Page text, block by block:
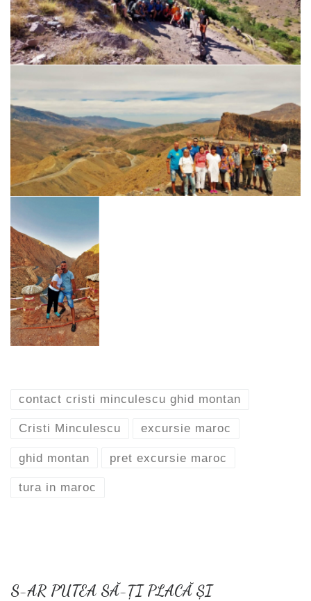
contact cristi minculescu ghid montan
Cristi Minculescu excursie maroc
ghid montan pret excursie maroc
tura in maroc
S-AR PUTEA SĂ-ȚI PLACĂ ȘI